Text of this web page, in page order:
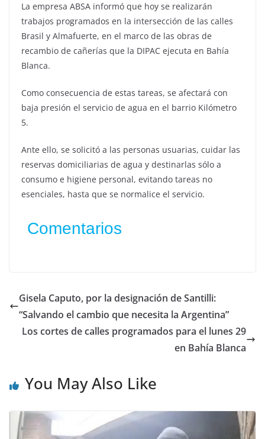
La empresa ABSA informó que hoy se realizarán
trabajos programados en la intersección de las calles
Brasil y Almafuerte, en el marco de las obras de
recambio de cañerías que la DIPAC ejecuta en Bahía
Blanca.
Como consecuencia de estas tareas, se afectará con
baja presión el servicio de agua en el barrio Kilómetro
5.
Ante ello, se solicitó a las personas usuarias, cuidar las
reservas domiciliarias de agua y destinarlas sólo a
consumo e higiene personal, evitando tareas no
esenciales, hasta que se normalice el servicio.
Comentarios
Gisela Caputo, por la designación de Santilli:
“Salvando el cambio que necesita la Argentina”
Los cortes de calles programados para el lunes 29
en Bahía Blanca
You May Also Like